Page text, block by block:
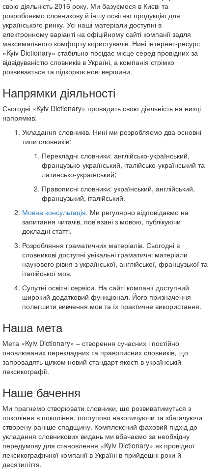
свою діяльність 2016 року. Ми базуємося в Києві та
розробляємо словникову й іншу освітню продукцію для
українського ринку. Усі наші матеріали доступні в
електронному варіанті на офіційному сайті компанії задля
максимального комфорту користувачів. Нині інтернет-ресурс
«Kyiv Dictionary» стабільно посідає місце серед провідних за
відвідуваністю словників в Україні, а компанія стрімко
розвивається та підкорює нові вершини.
Напрямки діяльності
Сьогодні «Kyiv Dictionary» провадить свою діяльність на низці
напрямків:
Укладання словників. Нині ми розробляємо два основні
типи словників:
Перекладні словники: англійсько-український,
французько-український, італійсько-український та
латинсько-український;
Правописні словники: український, англійський,
французький, італійський.
Мовна консультація. Ми регулярно відповідаємо на
запитання читачів, пов'язані з мовою, публікуючи
докладні статті.
Розробляння граматичних матеріалів. Сьогодні в
словникові доступні унікальні граматичні матеріали
наукового рівня з української, англійської, французької та
італійської мов.
Супутні освітні сервіси. На сайті компанії доступний
широкий додатковий функціонал. Його призначення –
полегшити вивчення мов та їх практичне використання.
Наша мета
Мета «Kyiv Dictionary» – створення сучасних і постійно
оновлюваних перекладних та правописних словників, що
запровадять цілком новий стандарт якості в українській
лексикографії.
Наше бачення
Ми прагнемо створювати словники, що розвиватимуться з
покоління в покоління, поступово накопичуючи та збагачуючи
створену раніше спадщину. Комплексний фаховий підхід до
укладання словникових видань ми вбачаємо за необхідну
передумову для становлення «Kyiv Dictionary» як провідної
лексикографічної компанії в Україні в прийдешні роки й
десятиліття.